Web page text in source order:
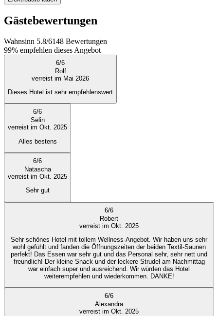
Gästebewertungen
Wahnsinn 5.8/6148 Bewertungen
99% empfehlen dieses Angebot
6/6
Rolf
verreist im Mai 2026
Dieses Hotel ist sehr empfehlenswert
6/6
Selin
verreist im Okt. 2025
Alles bestens
6/6
Natascha
verreist im Okt. 2025
Sehr gut
6/6
Robert
verreist im Okt. 2025
Sehr schönes Hotel mit tollem Wellness-Angebot. Wir haben uns sehr
wohl gefühlt und fanden die Öffnungszeiten der beiden Textil-Saunen
perfekt! Das Essen war sehr gut und das Personal sehr, sehr nett und
freundlich! Der kleine Snack und der leckere Strudel am Nachmittag
war einfach super und ausreichend. Wir würden das Hotel
weiterempfehlen und wiederkommen. DANKE!
6/6
Alexandra
verreist im Okt. 2025